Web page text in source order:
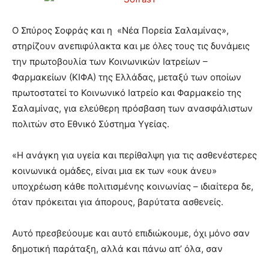
Ο Σπύρος Σοφράς και η «Νέα Πορεία Σαλαμίνας»,
στηρίζουν ανεπιφύλακτα και με όλες τους τις δυνάμεις
την πρωτοβουλία των Κοινωνικών Ιατρείων –
Φαρμακείων (ΚΙΦΑ) της Ελλάδας, μεταξύ των οποίων
πρωτοστατεί το Κοινωνικό Ιατρείο και Φαρμακείο της
Σαλαμίνας, για ελεύθερη πρόσβαση των ανασφάλιστων
πολιτών στο Εθνικό Σύστημα Υγείας.
«Η ανάγκη για υγεία και περίθαλψη για τις ασθενέστερες
κοινωνικά ομάδες, είναι μια εκ των «ουκ άνευ»
υποχρέωση κάθε πολιτισμένης κοινωνίας – ιδιαίτερα δε,
όταν πρόκειται για άπορους, βαρύτατα ασθενείς.
Αυτό πρεσβεύουμε και αυτό επιδιώκουμε, όχι μόνο σαν
δημοτική παράταξη, αλλά και πάνω απ’ όλα, σαν